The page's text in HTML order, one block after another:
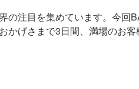
の注目を集めています。今回
かげさまで3日間、満場のお客